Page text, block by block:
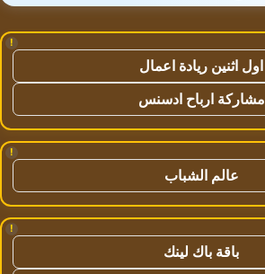
!
اول اثنين ريادة اعمال
مشاركة ارباح ادسنس
!
عالم الشباب
!
باقة باك لينك